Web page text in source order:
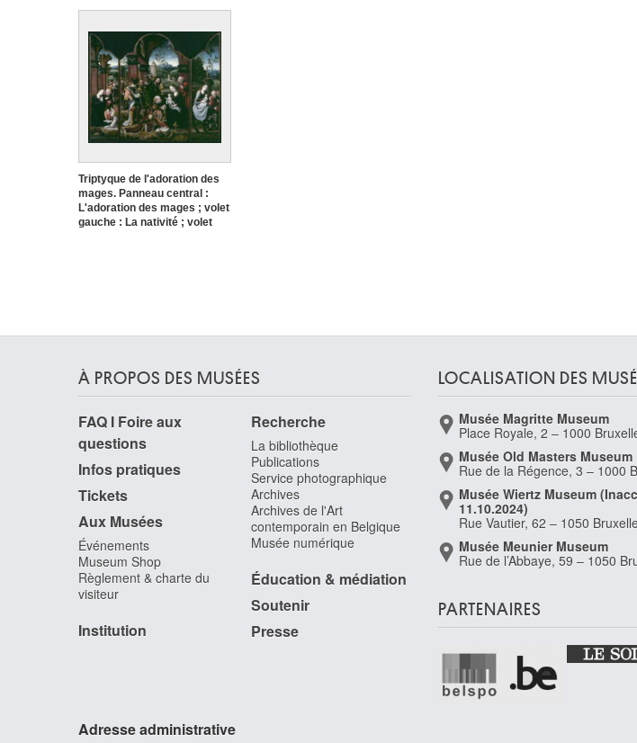
Triptyque de l'adoration des
mages. Panneau central :
L'adoration des mages ; volet
gauche : La nativité ; volet
À PROPOS DES MUSÉES
FAQ I Foire aux
questions
Infos pratiques
Tickets
Aux Musées
Événements
Museum Shop
Règlement & charte du
visiteur
Institution
Recherche
La bibliothèque
Publications
Service photographique
Archives
Archives de l'Art
contemporain en Belgique
Musée numérique
Éducation & médiation
Soutenir
Presse
LOCALISATION DES
Musée Magritte Museum
Place Royale, 2 – 1000
Musée Old Masters Museum
Rue de la Régence, 3 – 1000
Musée Wiertz Museum
11.10.2024)
Rue Vautier, 62 – 1050
Musée Meunier Museum
Rue de l’Abbaye, 59 – 1050
PARTENAIRES
Adresse administrative